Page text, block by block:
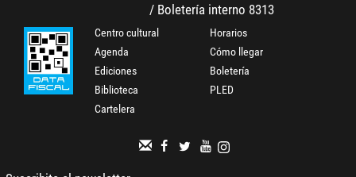
/ Boletería interno 8313
Centro cultural
Agenda
Ediciones
Biblioteca
Cartelera
Horarios
Cómo llegar
Boletería
PLED